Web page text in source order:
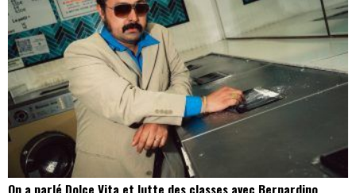
Gilb’R : « Être encore là 30 ans après, c’est miraculeux »